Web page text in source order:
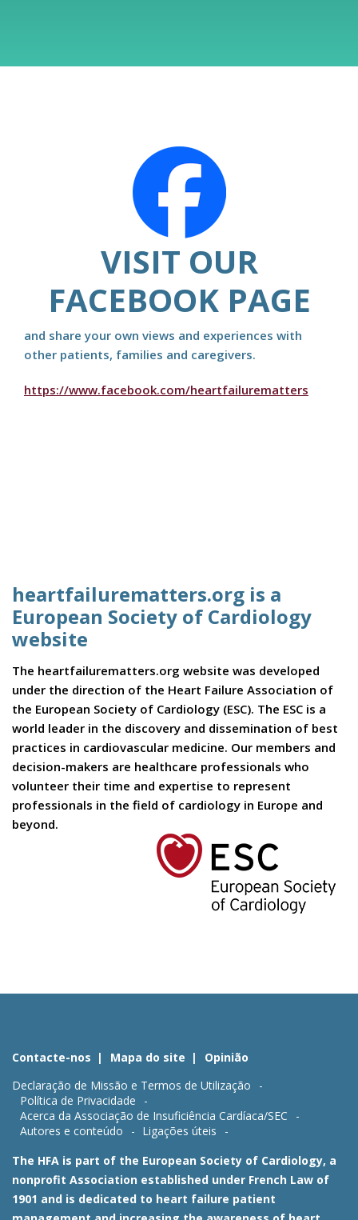
VISIT OUR
FACEBOOK PAGE
and share your own views and experiences with
other patients, families and caregivers.
https://www.facebook.com/heartfailurematters
heartfailurematters.org is a
European Society of Cardiology
website
The heartfailurematters.org website was developed
under the direction of the Heart Failure Association of
the European Society of Cardiology (ESC). The ESC is a
world leader in the discovery and dissemination of best
practices in cardiovascular medicine. Our members and
decision-makers are healthcare professionals who
volunteer their time and expertise to represent
professionals in the field of cardiology in Europe and
beyond.
Contacte-nos Mapa do site
Opinião
Declaração de Missão e Termos de Utilização
Política de Privacidade
Acerca da Associação de Insuficiência Cardíaca/SEC
Autores e conteúdo
Ligações úteis
The HFA is part of the European Society of Cardiology, a
nonprofit Association established under French Law of
1901 and is dedicated to heart failure patient